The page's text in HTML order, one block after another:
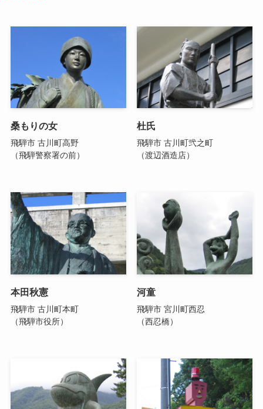
桑もりの女
飛騨市 古川町高野
（飛騨警察署の前）
杜氏
飛騨市 古川町弐之町
（渡辺酒造店）
本田秋憲
飛騨市 古川町本町
（飛騨市役所）
河童
飛騨市 宮川町西忍
（西忍橋）